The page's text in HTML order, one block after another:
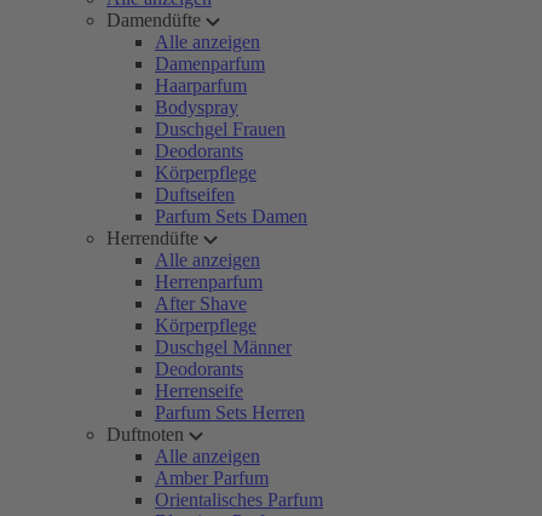
Damendüfte
Alle anzeigen
Damenparfum
Haarparfum
Bodyspray
Duschgel Frauen
Deodorants
Körperpflege
Duftseifen
Parfum Sets Damen
Herrendüfte
Alle anzeigen
Herrenparfum
After Shave
Körperpflege
Duschgel Männer
Deodorants
Herrenseife
Parfum Sets Herren
Duftnoten
Alle anzeigen
Amber Parfum
Orientalisches Parfum